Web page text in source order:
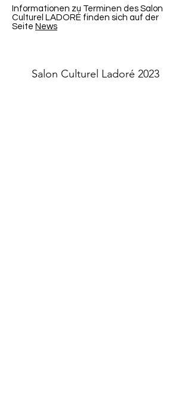
Informationen zu Terminen des Salon
Culturel LADORÉ finden sich auf der
Seite News
Salon Culturel Ladoré 2023